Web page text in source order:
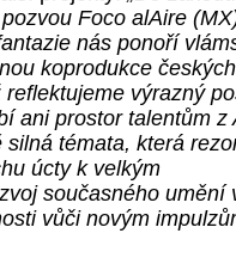
Foco alAire
nás ponoří
koprodukce českých
výrazný
ani prostor talentům z
témata, která
úcty k velkým
současného umění
vůči novým